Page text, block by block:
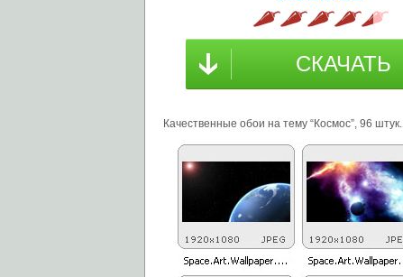
СКАЧАТЬ
Качественные обои на тему “Космос”, 96 штук.